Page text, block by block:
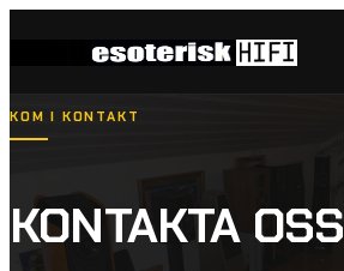
KOM I KONTAKT
KONTAKTA OSS